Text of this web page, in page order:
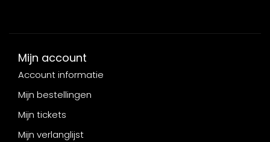
Mijn account
Account informatie
Mijn bestellingen
Mijn tickets
Mijn verlanglijst